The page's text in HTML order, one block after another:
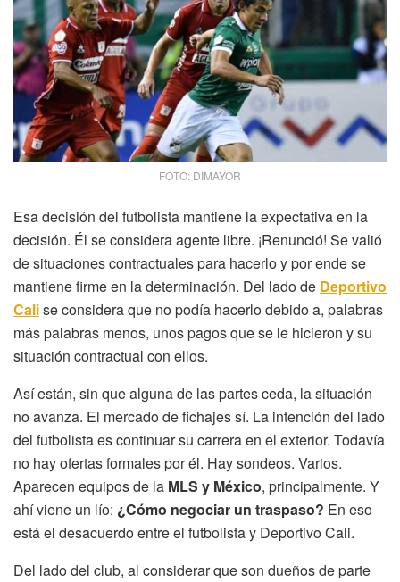
FOTO: DIMAYOR
Esa decisión del futbolista mantiene la expectativa en la
decisión. Él se considera agente libre. ¡Renunció! Se valió
de situaciones contractuales para hacerlo y por ende se
mantiene firme en la determinación. Del lado de Deportivo
Calise considera que no podía hacerlo debido a, palabras
más palabras menos, unos pagos que se le hicieron y su
situación contractual con ellos.
Así están, sin que alguna de las partes ceda, la situación
no avanza. El mercado de fichajes sí. La intención del lado
del futbolista es continuar su carrera en el exterior. Todavía
no hay ofertas formales por él. Hay sondeos. Varios.
Aparecen equipos de la MLS y México, principalmente. Y
ahí viene un lío: ¿Cómo negociar un traspaso? En eso
está el desacuerdo entre el futbolista y Deportivo Cali.
Del lado del club, al considerar que son dueños de parte